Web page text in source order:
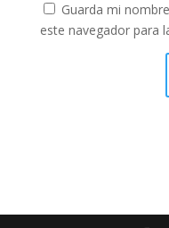
Guarda mi
este navegador para